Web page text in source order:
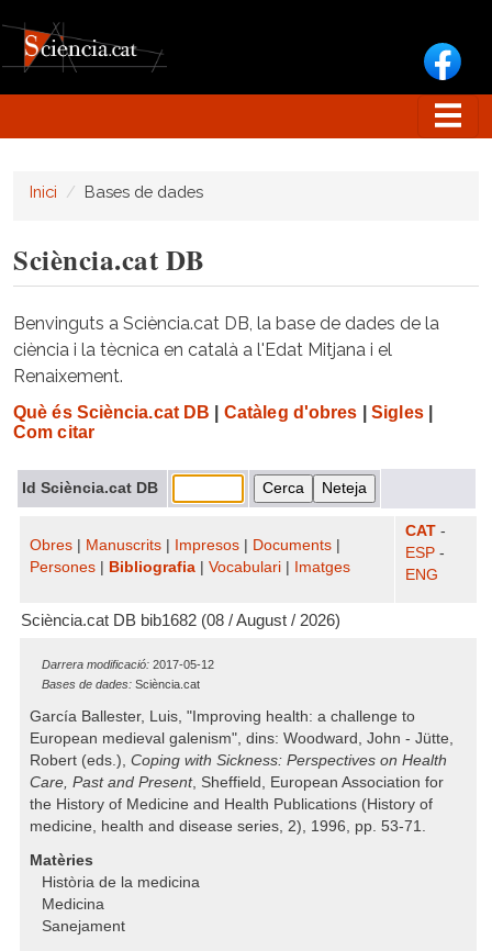
Inici Bases de dades
Sciència.cat DB
Benvinguts a Sciència.cat DB, la base de dades de la
ciència i la tècnica en català a l'Edat Mitjana i el
Renaixement.
Què és Sciència.cat DB Catàleg d'obres Sigles|
Com citar
Id Sciència.cat DB
Obres Manuscrits Impresos Documents
Persones
Bibliografia Vocabulari Imatges
CAT -
ESP -
ENG
Sciència.cat DB bib1682 (08 / August / 2026)
Darrera modificació: 2017-05-12
Bases de dades: Sciència.cat
García Ballester, Luis, "Improving health: a challenge to
European medieval galenism", dins: Woodward, John - Jütte,
Robert (eds.), Coping with Sickness: Perspectives on Health
Care, Past and Present, Sheffield, European Association for
the History of Medicine and Health Publications (History of
medicine, health and disease series, 2), 1996, pp. 53-71.
Matèries
Història de la medicina
Medicina
Sanejament